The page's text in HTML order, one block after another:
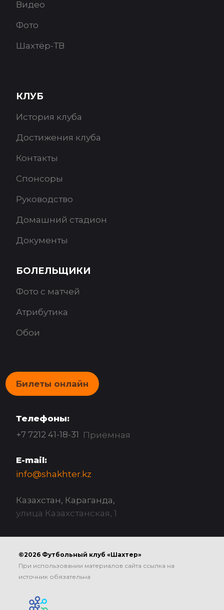
Видео
Фото
Шахтёр-ТВ
КЛУБ
История клуба
Достижения клуба
Контакты
Спонсоры
Руководство
Домашний стадион
Документы
БОЛЕЛЬЩИКИ
Фото с матчей
Атрибутика
Обои
Билеты онлайн
Телефоны:
+7 7212 41-18-31 Приёмная
E-mail:
info@shakhter.kz
Казахстан, Караганда,
улица Казахстанская, 1
©2026 Футбольный клуб «Шахтер»
При использовании материалов сайта ссылка на
источник обязательна